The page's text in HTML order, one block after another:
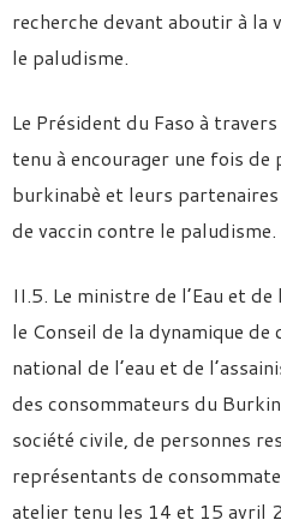
recherche devant aboutir à la
le paludisme.
Le Président du Faso à
tenu à encourager une fois de
burkinabè et leurs
de vaccin contre le paludisme.
II.5. Le ministre de l’Eau et
le Conseil de la dynamique
national de l’eau et de
des consommateurs du
société civile, de personnes
représentants de
atelier tenu les 14 et 15 avril